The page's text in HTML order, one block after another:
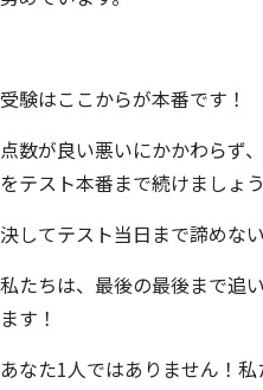
受験はここからが本番です！
点数が良い悪いにかかわらず
をテスト本番まで続けましょう
決してテスト当日まで諦めな
私たちは、最後の最後まで追
ます！
あなた1人ではありません！